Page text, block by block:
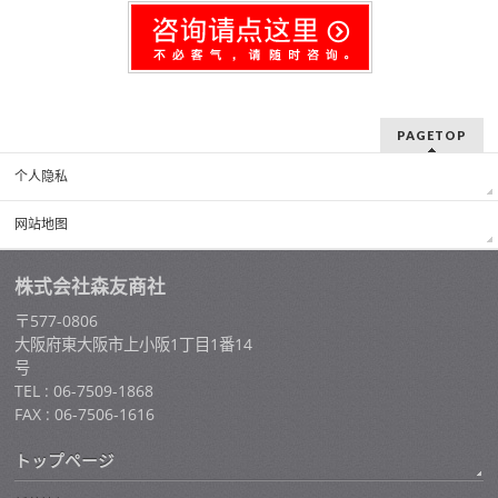
PAGETOP
个人隐私
网站地图
株式会社森友商社
〒577-0806
大阪府東大阪市上小阪1丁目1番14
号
TEL : 06-7509-1868
FAX : 06-7506-1616
トップページ